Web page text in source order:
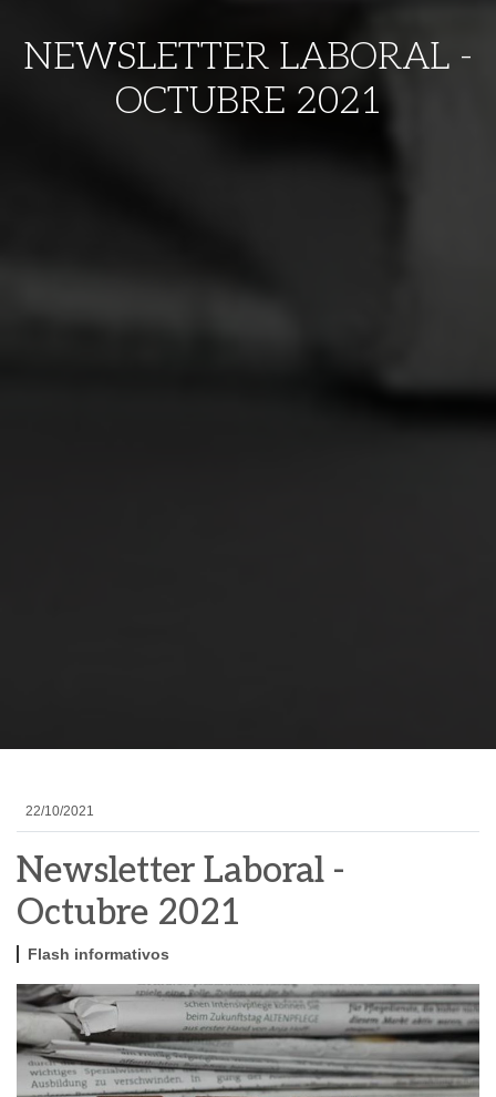
NEWSLETTER LABORAL -
OCTUBRE 2021
22/10/2021
Newsletter Laboral -
Octubre 2021
Flash informativos